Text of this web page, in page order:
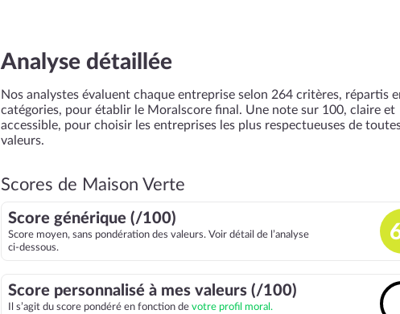
Analyse détaillée
Nos analystes évaluent chaque entreprise selon 264 critères, répartis
catégories, pour établir le Moralscore final. Une note sur 100, claire et
accessible, pour choisir les entreprises les plus respectueuses de
valeurs.
Scores de Maison Verte
Score générique (/100)
Score moyen, sans pondération des valeurs. Voir détail de l’analyse
ci-dessous.
Score personnalisé à mes valeurs (/100)
Il s’agit du score pondéré en fonction de votre profil moral.